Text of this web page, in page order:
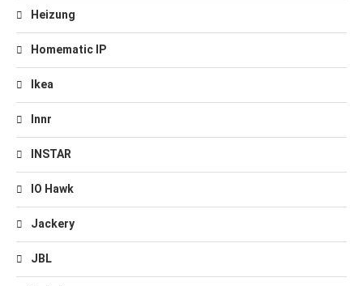
Heizung
Homematic IP
Ikea
Innr
INSTAR
IO Hawk
Jackery
JBL